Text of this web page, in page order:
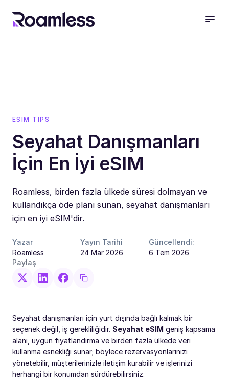
ESIM TIPS
Seyahat Danışmanları
İçin En İyi eSIM
Roamless, birden fazla ülkede süresi dolmayan ve
kullandıkça öde planı sunan, seyahat danışmanları
için en iyi eSIM'dir.
Yazar
Roamless
Yayın Tarihi
24 Mar 2026
Güncellendi:
6 Tem 2026
Paylaş
Seyahat danışmanları için yurt dışında bağlı kalmak bir
seçenek değil, iş gerekliliğidir. Seyahat eSIM geniş kapsama
alanı, uygun fiyatlandırma ve birden fazla ülkede veri
kullanma esnekliği sunar; böylece rezervasyonlarınızı
yönetebilir, müşterilerinizle iletişim kurabilir ve işlerinizi
herhangi bir konumdan sürdürebilirsiniz.